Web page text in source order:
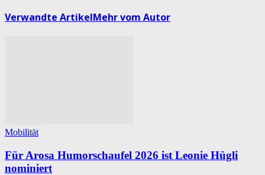
Verwandte ArtikelMehr vom Autor
Mobilität
Für Arosa Humorschaufel 2026 ist Leonie Hügli
nominiert